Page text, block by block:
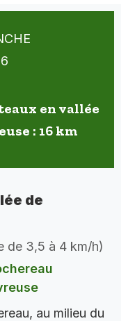
en vallée
: 16 km
de
de 3,5 à 4 km/h)
au milieu du